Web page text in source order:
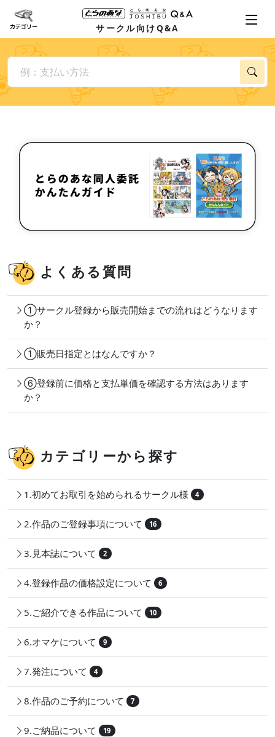
サークル向けQ&A
よくある質問
①サークル登録から販売開始までの流れはどうなります
か？
①販売日指定とはなんですか？
⑥登録前に価格と支払単価を確認する方法はあります
か？
カテゴリーから探す
1.初めてお取引を始められるサークル様 4
2.作品のご登録事項について 16
3.見本誌について 2
4.登録作品の価格設定について 6
5.ご紹介できる作品について 10
6.オマケについて 9
7.発注について 4
8.作品のご予約について 7
9.ご納品について 19